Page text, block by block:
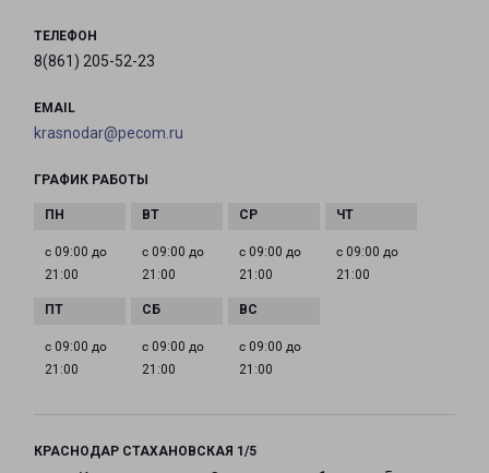
ТЕЛЕФОН
8(861) 205-52-23
EMAIL
krasnodar@pecom.ru
ГРАФИК РАБОТЫ
с 09:00 до
21:00
с 09:00 до
21:00
с 09:00 до
21:00
с 09:00 до
21:00
с 09:00 до
21:00
с 09:00 до
21:00
с 09:00 до
21:00
КРАСНОДАР СТАХАНОВСКАЯ 1/5